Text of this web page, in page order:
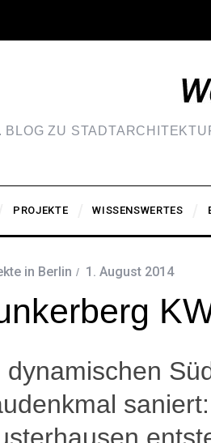
ZU
PROJEKTE WISSENSWERTES
in Berlin 1. August 2014
dynamischen